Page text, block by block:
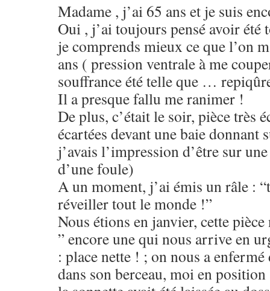
Madame , j’ai 65 ans et je suis
Oui , j’ai toujours pensé avoir
je comprends mieux ce que l’on
ans ( pression ventrale à me
souffrance été telle que …
Il a presque fallu me ranimer !
De plus, c’était le soir, pièce très
écartées devant une baie donnant
j’avais l’impression d’être sur
d’une foule)
A un moment, j’ai émis un râle :
réveiller tout le monde !”
Nous étions en janvier, cette pièce
” encore une qui nous arrive en
: place nette ! ; on nous a
dans son berceau, moi en